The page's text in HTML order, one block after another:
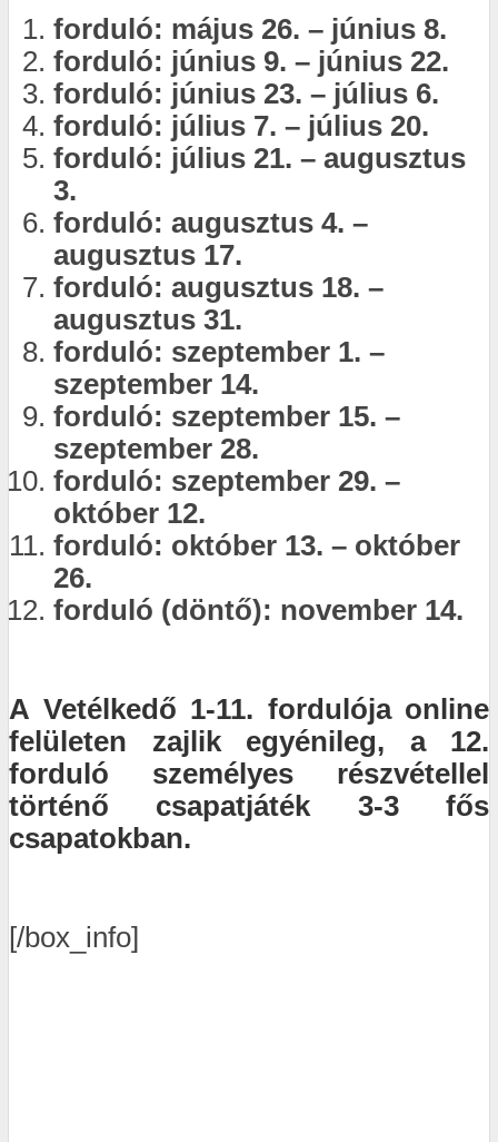
forduló: május 26. – június 8.
forduló: június 9. – június 22.
forduló: június 23. – július 6.
forduló: július 7. – július 20.
forduló: július 21. – augusztus
3.
forduló: augusztus 4. –
augusztus 17.
forduló: augusztus 18. –
augusztus 31.
forduló: szeptember 1. –
szeptember 14.
forduló: szeptember 15. –
szeptember 28.
forduló: szeptember 29. –
október 12.
forduló: október 13. – október
26.
forduló (döntő): november 14.
A Vetélkedő 1-11. fordulója online
felületen zajlik egyénileg, a 12.
forduló személyes részvétellel
történő csapatjáték 3-3 fős
csapatokban.
[/box_info]